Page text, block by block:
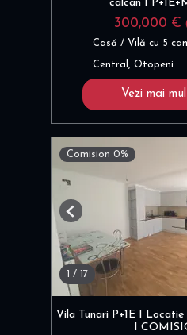
calcan I
300,000 €
Casă / Vilă cu 5
Central, Otopeni
Vezi mai
Comision 0%
/ 17
Previous
Vila Tunari P+1E I
I